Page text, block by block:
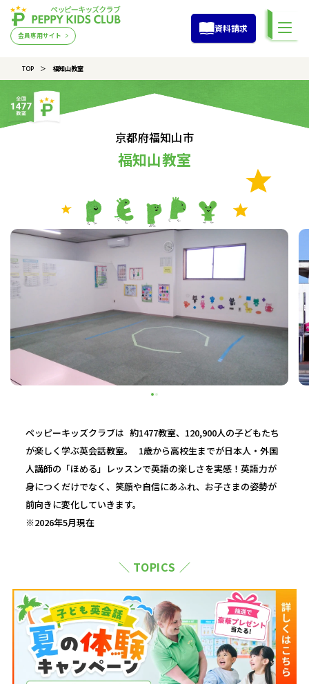
会員専用サイト
資料請求
TOP 福知山教室
京都府福知山市
福知山教室
ペッピーキッズクラブは 約1477教室、120,900人の子どもたち
が楽しく学ぶ英会話教室。 1歳から高校生までが日本人・外国
人講師の「ほめる」レッスンで英語の楽しさを実感！英語力が
身につくだけでなく、笑顔や自信にあふれ、お子さまの姿勢が
前向きに変化していきます。
※2026年5月現在
＼ TOPICS ／